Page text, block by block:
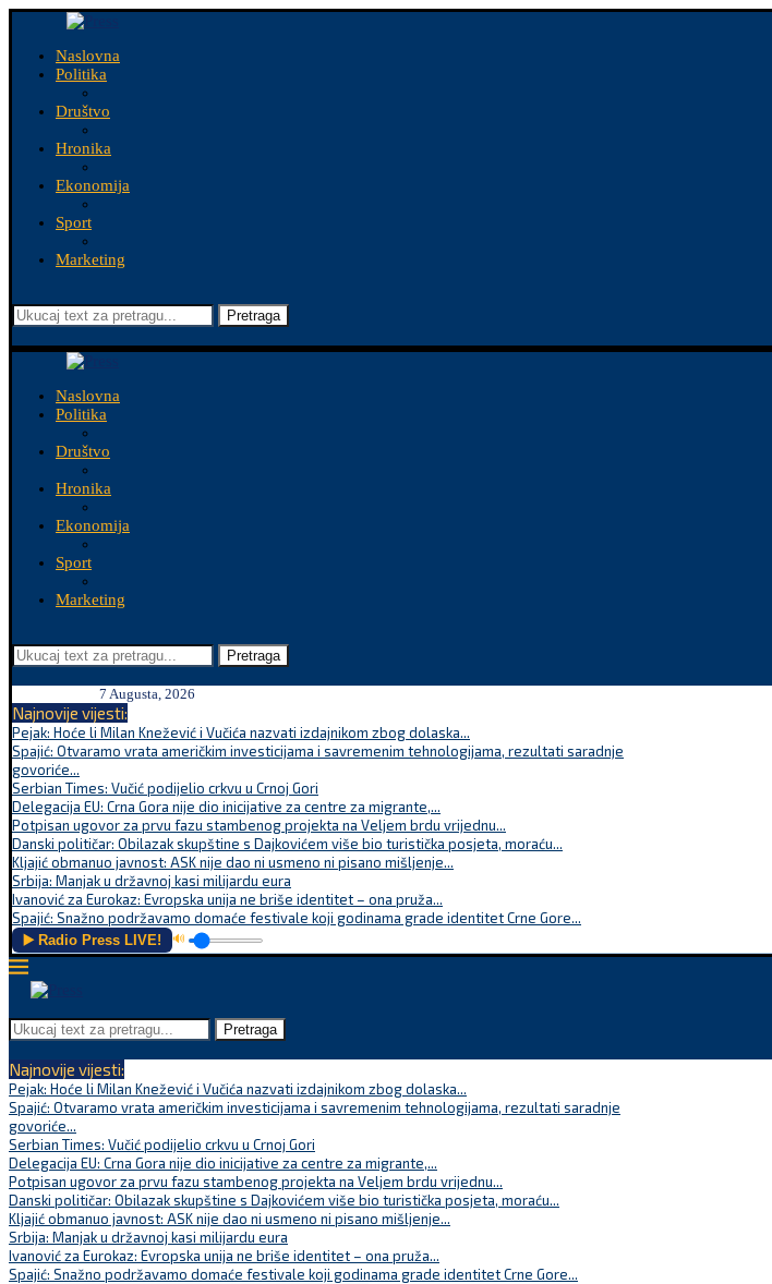
Naslovna
Politika
Društvo
Hronika
Ekonomija
Sport
Marketing
Pretraga
Naslovna
Politika
Društvo
Hronika
Ekonomija
Sport
Marketing
Pretraga
7 Augusta, 2026
Najnovije vijesti:
Pejak: Hoće li Milan Knežević i Vučića nazvati izdajnikom zbog dolaska...
Spajić: Otvaramo vrata američkim investicijama i savremenim tehnologijama, rezultati saradnje
govoriće...
Serbian Times: Vučić podijelio crkvu u Crnoj Gori
Delegacija EU: Crna Gora nije dio inicijative za centre za migrante,...
Potpisan ugovor za prvu fazu stambenog projekta na Veljem brdu vrijednu...
Danski političar: Obilazak skupštine s Dajkovićem više bio turistička posjeta, moraću...
Kljajić obmanuo javnost: ASK nije dao ni usmeno ni pisano mišljenje...
Srbija: Manjak u državnoj kasi milijardu eura
Ivanović za Eurokaz: Evropska unija ne briše identitet – ona pruža...
Spajić: Snažno podržavamo domaće festivale koji godinama grade identitet Crne Gore...
▶️ Radio Press LIVE! 🔊
Pretraga
Najnovije vijesti:
Pejak: Hoće li Milan Knežević i Vučića nazvati izdajnikom zbog dolaska...
Spajić: Otvaramo vrata američkim investicijama i savremenim tehnologijama, rezultati saradnje
govoriće...
Serbian Times: Vučić podijelio crkvu u Crnoj Gori
Delegacija EU: Crna Gora nije dio inicijative za centre za migrante,...
Potpisan ugovor za prvu fazu stambenog projekta na Veljem brdu vrijednu...
Danski političar: Obilazak skupštine s Dajkovićem više bio turistička posjeta, moraću...
Kljajić obmanuo javnost: ASK nije dao ni usmeno ni pisano mišljenje...
Srbija: Manjak u državnoj kasi milijardu eura
Ivanović za Eurokaz: Evropska unija ne briše identitet – ona pruža...
Spajić: Snažno podržavamo domaće festivale koji godinama grade identitet Crne Gore...